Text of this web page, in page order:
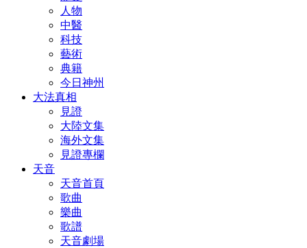
人物
中醫
科技
藝術
典籍
今日神州
大法真相
見證
大陸文集
海外文集
見證專欄
天音
天音首頁
歌曲
樂曲
歌譜
天音劇場